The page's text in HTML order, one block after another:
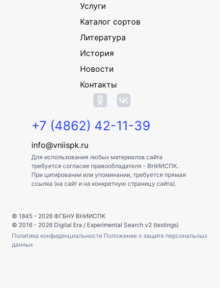
Услуги
Каталог сортов
Литература
История
Новости
Контакты
+7 (4862) 42-11-39
info@vniispk.ru
Для использования любых материалов сайта
требуется согласие правообладателя - ВНИИСПК.
При цитировании или упоминании, требуется прямая
ссылка (на сайт и на конкретную страницу сайта).
© 1845 - 2026 ФГБНУ ВНИИСПК
© 2016 - 2026 Digital Era / Experimental Search v2 (testings)
Политика конфиденциальности Положение о защите персональных
данных